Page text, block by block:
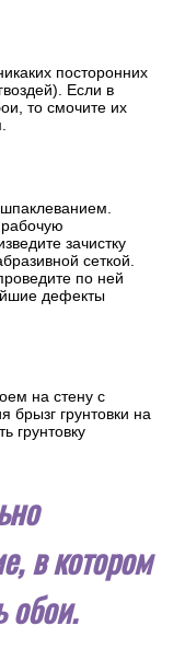
посторонних
Если в
то смочите их
зачистку
сеткой.
по ней
дефекты
на стену с
брызг грунтовки на
грунтовку
в котором
обои.